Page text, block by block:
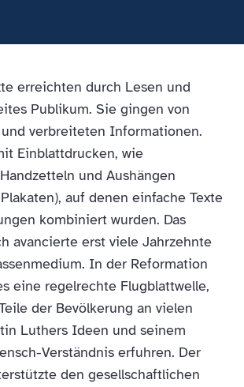
erreichten durch Lesen und
Publikum. Sie gingen von
und verbreiteten Informationen.
Einblattdrucken, wie
und Aushängen
auf denen einfache Texte
kombiniert wurden. Das
avancierte erst viele Jahrzehnte
In der Reformation
eine regelrechte Flugblattwelle,
der Bevölkerung an vielen
Luthers Ideen und seinem
Verständnis erfuhren. Der
den gesellschaftlichen